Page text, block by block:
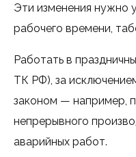
Эти изменения нужно
рабочего времени,
Работать в
ТК РФ), за
законом — например,
непрерывного
аварийных работ.